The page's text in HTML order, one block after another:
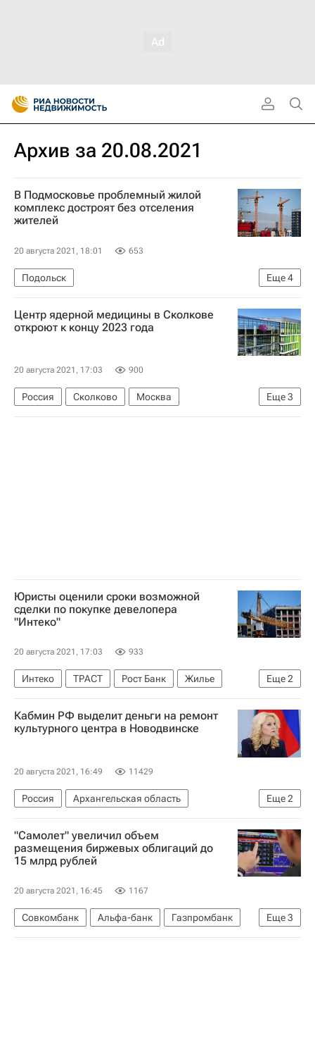
Архив за 20.08.2021
В Подмосковье проблемный жилой
комплекс достроят без отселения
жителей
20 августа 2021, 18:01 653
Еще4
Подольск
Московская область (Подмосковье)
Жилье
Фонд развития территорий (ФРТ, ранее - Фонд защиты прав дольщиков)
Центр ядерной медицины в Сколкове
откроют к концу 2023 года
20 августа 2021, 17:03 900
Еще3
Россия Сколково
Москва
Новая Москва
Медучреждения
Юристы оценили сроки возможной
сделки по покупке девелопера
"Интеко"
20 августа 2021, 17:03 933
Еще2
Интеко ТРАСТ Рост Банк
Жилье
Девелоперы
Сделки
Кабмин РФ выделит деньги на ремонт
культурного центра в Новодвинске
20 августа 2021, 16:49 11429
Еще2
Россия
Архангельская область
Татьяна Голикова
Ремонт
"Самолет" увеличил объем
размещения биржевых облигаций до
15 млрд рублей
20 августа 2021, 16:45 1167
Еще3
Совкомбанк Альфа-банк
Газпромбанк
Девелоперы
Облигации